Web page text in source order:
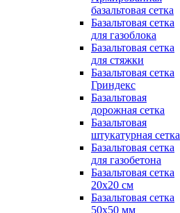
базальтовая сетка
Базальтовая сетка
для газоблока
Базальтовая сетка
для стяжки
Базальтовая сетка
Гриндекс
Базальтовая
дорожная сетка
Базальтовая
штукатурная сетка
Базальтовая сетка
для газобетона
Базальтовая сетка
20x20 см
Базальтовая сетка
50x50 мм